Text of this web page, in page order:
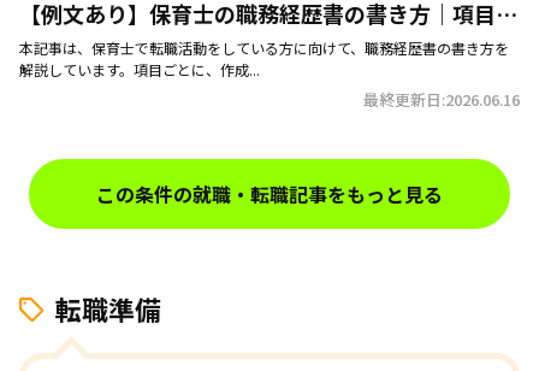
【例文あり】保育士の職務経歴書の書き方｜項目別
にポイントと注意点を解説
本記事は、保育士で転職活動をしている方に向けて、職務経歴書の書き方を
解説しています。項目ごとに、作成...
最終更新日:2026.06.16
この条件の就職・転職記事をもっと見る
転職準備